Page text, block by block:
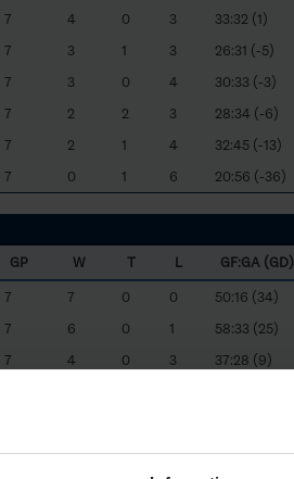
7 4 0 3 33:32 (1)
7 3 1 3 26:31 (-5)
7 3 0 4 30:33 (-3)
7 2 2 3 28:34 (-6)
7 2 1 4 32:45 (-13)
7 0 1 6 20:56 (-36)
GP W T L GF:GA (GD)
7 7 0 0 50:16 (34)
7 6 0 1 58:33 (25)
7 4 0 3 37:28 (9)
7 2 0 5 31:41 (-10)